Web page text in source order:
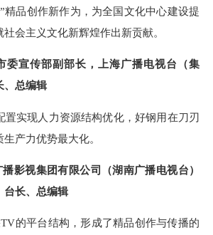
精品创作新作为，为全国文化中心建设提
会主义文化新辉煌作出新贡献。
委宣传部副部长，上海广播电视台（集
、总编辑
实现人力资源结构优化，好钢用在刀刃
生产力优势最大化。
影视集团有限公司（湖南广播电视台）
台长、总编辑
的平台结构，形成了精品创作与传播的